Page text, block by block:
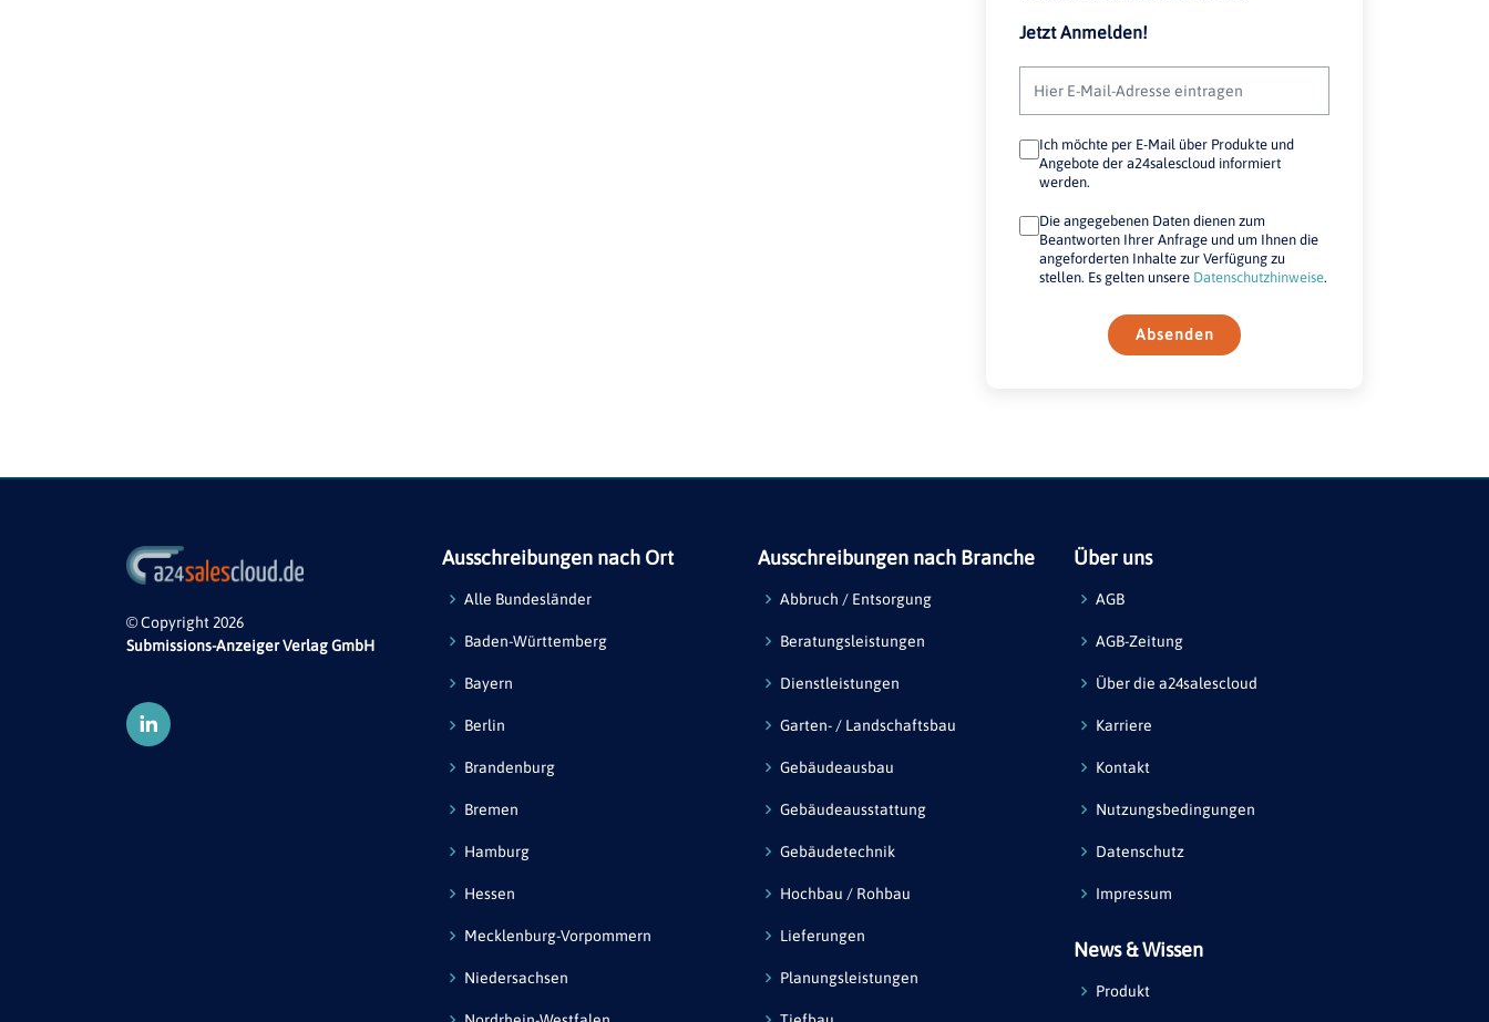
Jetzt Anmelden!
Ich möchte per E-Mail über Produkte und
Angebote der a24salescloud informiert
werden.
Die angegebenen Daten dienen zum
Beantworten Ihrer Anfrage und um Ihnen die
angeforderten Inhalte zur Verfügung zu
stellen. Es gelten unsere Datenschutzhinweise.
Absenden
© Copyright 2026
Submissions-Anzeiger Verlag GmbH
Ausschreibungen nach Ort
Alle Bundesländer
Baden-Württemberg
Bayern
Berlin
Brandenburg
Bremen
Hamburg
Hessen
Mecklenburg-Vorpommern
Niedersachsen
Ausschreibungen nach Branche
Abbruch / Entsorgung
Beratungsleistungen
Dienstleistungen
Garten- / Landschaftsbau
Gebäudeausbau
Gebäudeausstattung
Gebäudetechnik
Hochbau / Rohbau
Lieferungen
Planungsleistungen
Über uns
AGB
AGB-Zeitung
Über die a24salescloud
Karriere
Kontakt
Nutzungsbedingungen
Datenschutz
Impressum
News & Wissen
Produkt